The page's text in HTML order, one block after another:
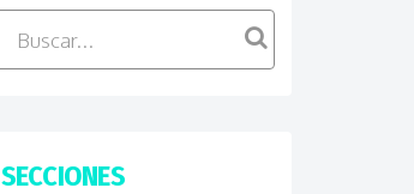
SECCIONES